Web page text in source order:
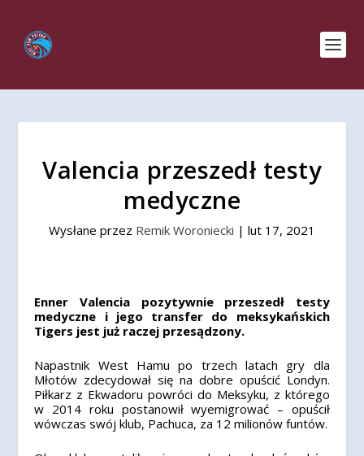
Valencia przeszedł testy
medyczne
Wysłane przez Remik Woroniecki | lut 17, 2021
Enner Valencia pozytywnie przeszedł testy
medyczne i jego transfer do meksykańskich
Tigers jest już raczej przesądzony.
Napastnik West Hamu po trzech latach gry dla
Młotów zdecydował się na dobre opuścić Londyn.
Piłkarz z Ekwadoru powróci do Meksyku, z którego
w 2014 roku postanowił wyemigrować – opuścił
wówczas swój klub, Pachuca, za 12 milionów funtów.